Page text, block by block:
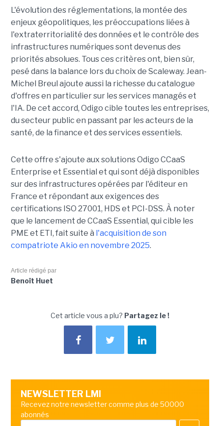
L'évolution des réglementations, la montée des
enjeux géopolitiques, les préoccupations liées à
l'extraterritorialité des données et le contrôle des
infrastructures numériques sont devenus des
priorités absolues. Tous ces critères ont, bien sûr,
pesé dans la balance lors du choix de Scaleway. Jean-
Michel Breul ajoute aussi la richesse du catalogue
d'offres en particulier sur les services managés et
l'IA. De cet accord, Odigo cible toutes les entreprises,
du secteur public en passant par les acteurs de la
santé, de la finance et des services essentiels.
Cette offre s'ajoute aux solutions Odigo CCaaS
Enterprise et Essential et qui sont déjà disponibles
sur des infrastructures opérées par l'éditeur en
France et répondant aux exigences des
certifications ISO 27001, HDS et PCI-DSS. À noter
que le lancement de CCaaS Essential, qui cible les
PME et ETI, fait suite à l'acquisition de son
compatriote Akio en novembre 2025.
Article rédigé par
Benoît Huet
Cet article vous a plu? Partagez le !
NEWSLETTER LMI
Recevez notre newsletter comme plus de 50000
abonnés